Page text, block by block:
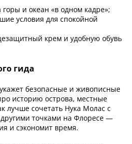
и океан «в одном кадре»;
условия для спокойной
крем и удобную обувь
гида
безопасные и живописные
историю острова, местные
лучше сочетать Нука Молас с
точками на Флоресе —
и сэкономит время.